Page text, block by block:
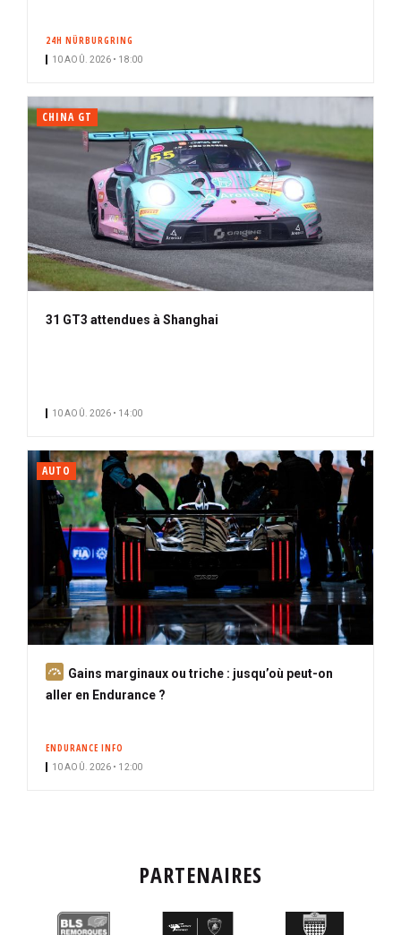
24H NÜRBURGRING
10 AOÛ. 2026 • 18:00
CHINA GT
31 GT3 attendues à Shanghai
10 AOÛ. 2026 • 14:00
AUTO
A
b
Gains marginaux ou triche : jusqu’où peut-on
aller en Endurance ?
ENDURANCE INFO
10 AOÛ. 2026 • 12:00
PARTENAIRES